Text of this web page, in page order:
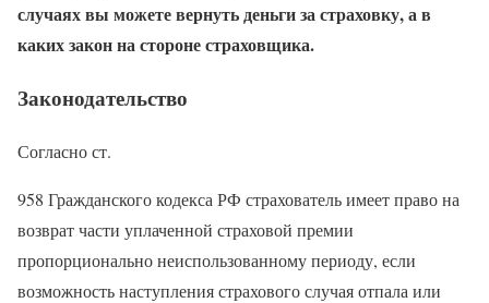
случаях вы можете вернуть деньги за страховку, а в
каких закон на стороне страховщика.
Законодательство
Согласно ст.
958 Гражданского кодекса РФ страхователь имеет право на
возврат части уплаченной страховой премии
пропорционально неиспользованному периоду, если
возможность наступления страхового случая отпала или